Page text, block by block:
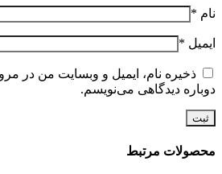
نام *
ایمیل *
ذخیره نام، ایمیل و وبسایت من در
دوباره دیدگاهی می‌نویسم.
محصولات مرتبط